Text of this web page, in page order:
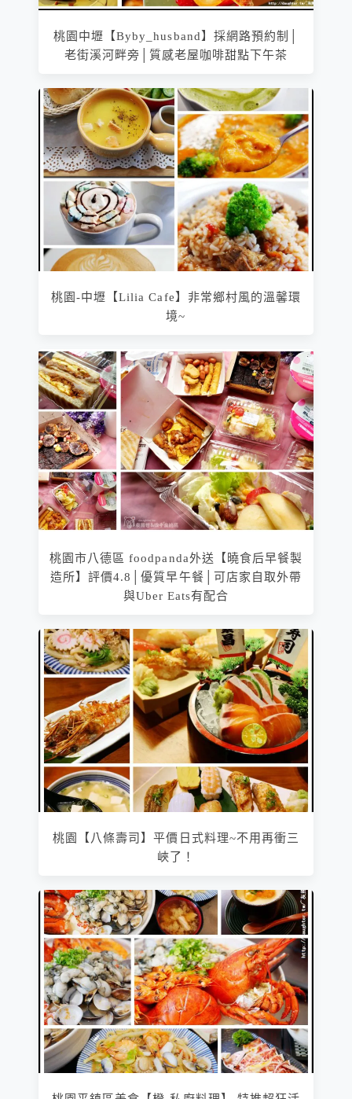
桃園中壢【Byby_husband】採網路預約制│
老街溪河畔旁│質感老屋咖啡甜點下午茶
桃園-中壢【Lilia Cafe】非常鄉村風的溫馨環
境~
桃園市八德區 foodpanda外送【曉食后早餐製
造所】評價4.8│優質早午餐│可店家自取外帶
與Uber Eats有配合
桃園【八條壽司】平價日式料理~不用再衝三
峽了！